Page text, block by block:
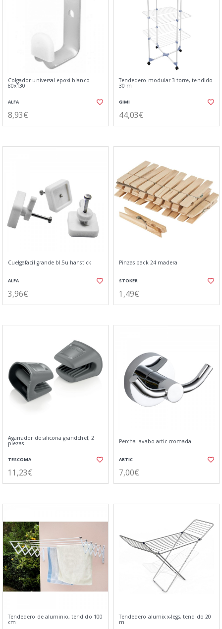
Colgador universal epoxi blanco
80x130
ALFA
8,93€
Tendedero modular 3 torre, tendido
30 m
GIMI
44,03€
Cuelgafacil grande bl.5u hanstick
ALFA
3,96€
Pinzas pack 24 madera
STOKER
1,49€
Agarrador de silicona grandchef, 2
piezas
TESCOMA
11,23€
Percha lavabo artic cromada
ARTIC
7,00€
Tendedero de aluminio, tendido 100
cm
Tendedero alumix x-legs, tendido 20
m